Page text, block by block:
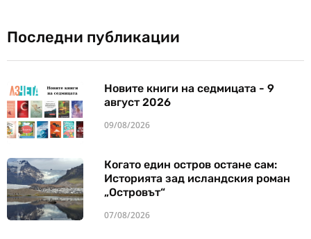
Последни публикации
Новите книги на седмицата - 9
август 2026
09/08/2026
Когато един остров остане сам:
Историята зад исландския роман
„Островът“
07/08/2026